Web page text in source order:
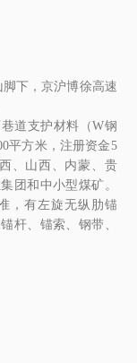
下，京沪博徐高速
道支护材料（W钢
平方米，注册资金5
、山西、内蒙、贵
团和中小型煤矿。
，有左旋无纵肋锚
杆、锚索、钢带、